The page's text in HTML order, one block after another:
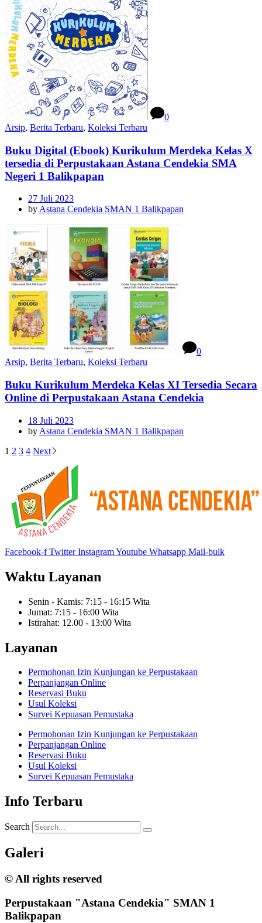
0
Arsip, Berita Terbaru, Koleksi Terbaru
Buku Digital (Ebook) Kurikulum Merdeka Kelas X
tersedia di Perpustakaan Astana Cendekia SMA
Negeri 1 Balikpapan
27 Juli 2023
by Astana Cendekia SMAN 1 Balikpapan
0
Arsip, Berita Terbaru, Koleksi Terbaru
Buku Kurikulum Merdeka Kelas XI Tersedia Secara
Online di Perpustakaan Astana Cendekia
18 Juli 2023
by Astana Cendekia SMAN 1 Balikpapan
Paginasi
1 2 3 4 Next
Facebook-f Twitter InstagramYoutube Whatsapp Mail-bulk
Waktu Layanan
Senin - Kamis: 7:15 - 16:15 Wita
Jumat: 7:15 - 16:00 Wita
Istirahat: 12.00 - 13:00 Wita
Layanan
Permohonan Izin Kunjungan ke Perpustakaan
Perpanjangan Online
Reservasi Buku
Usul Koleksi
Survei Kepuasan Pemustaka
Permohonan Izin Kunjungan ke Perpustakaan
Perpanjangan Online
Reservasi Buku
Usul Koleksi
Survei Kepuasan Pemustaka
Info Terbaru
Search
Galeri
© All rights reserved
Perpustakaan "Astana Cendekia" SMAN 1
Balikpapan